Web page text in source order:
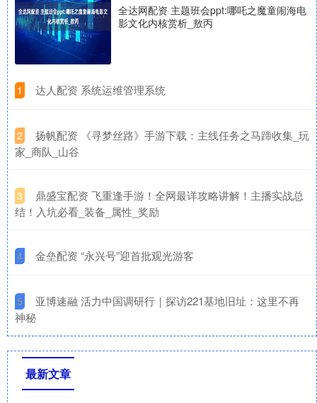
全达网配资 主题班会ppt:哪吒之魔童闹海电
影文化内核赏析_敖丙
1 ​达人配资 系统运维管理系统
2
​扬帆配资 《寻梦丝路》手游下载：主线任务之马蹄收集_玩
家_商队_山谷
3
​鼎盛宝配资 飞重逢手游！全网最详攻略讲解！主播实战总
结！入坑必看_装备_属性_奖励
4 ​金垒配资 “永兴号”迎首批观光游客
5
​亚博速融 活力中国调研行｜探访221基地旧址：这里不再
神秘
最新文章